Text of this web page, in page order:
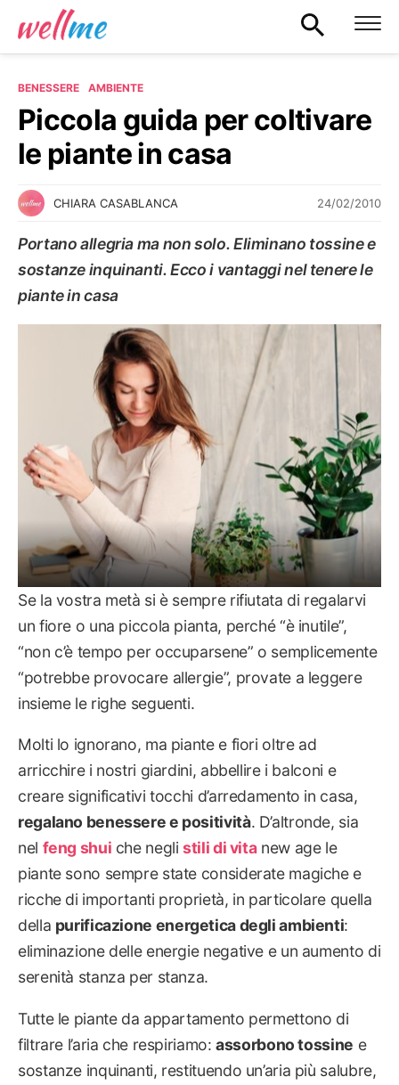
BENESSERE AMBIENTE
Piccola guida per coltivare
le piante in casa
CHIARA CASABLANCA 24/02/2010
Portano allegria ma non solo. Eliminano tossine e
sostanze inquinanti. Ecco i vantaggi nel tenere le
piante in casa
Se la vostra metà si è sempre rifiutata di regalarvi
un fiore o una piccola pianta, perché “è inutile”,
“non c’è tempo per occuparsene” o semplicemente
“potrebbe provocare allergie”, provate a leggere
insieme le righe seguenti.
Molti lo ignorano, ma piante e fiori oltre ad
arricchire i nostri giardini, abbellire i balconi e
creare significativi tocchi d’arredamento in casa,
regalano benessere e positività. D’altronde, sia
nel feng shui che neglistili di vitanew age le
piante sono sempre state considerate magiche e
ricche di importanti proprietà, in particolare quella
della purificazione energetica degli ambienti:
eliminazione delle energie negative e un aumento di
serenità stanza per stanza.
Tutte le piante da appartamento permettono di
filtrare l’aria che respiriamo:assorbono tossine e
sostanze inquinanti, restituendo un’aria più salubre,